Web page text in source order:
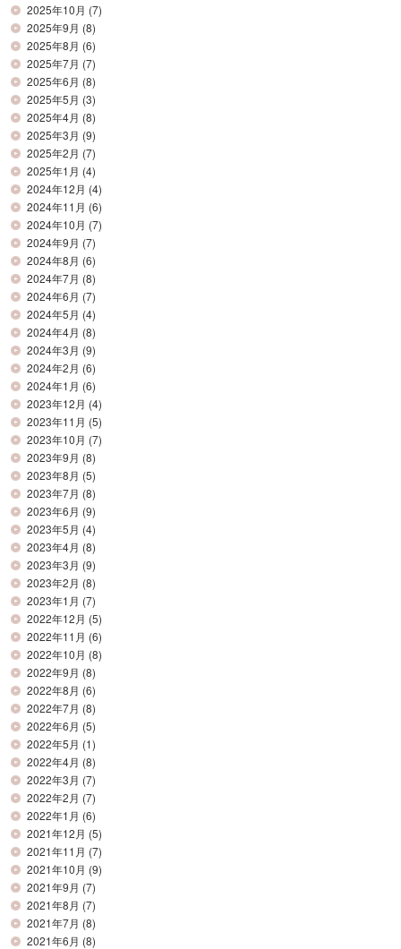
2025年10月 (7)
2025年9月 (8)
2025年8月 (6)
2025年7月 (7)
2025年6月 (8)
2025年5月 (3)
2025年4月 (8)
2025年3月 (9)
2025年2月 (7)
2025年1月 (4)
2024年12月 (4)
2024年11月 (6)
2024年10月 (7)
2024年9月 (7)
2024年8月 (6)
2024年7月 (8)
2024年6月 (7)
2024年5月 (4)
2024年4月 (8)
2024年3月 (9)
2024年2月 (6)
2024年1月 (6)
2023年12月 (4)
2023年11月 (5)
2023年10月 (7)
2023年9月 (8)
2023年8月 (5)
2023年7月 (8)
2023年6月 (9)
2023年5月 (4)
2023年4月 (8)
2023年3月 (9)
2023年2月 (8)
2023年1月 (7)
2022年12月 (5)
2022年11月 (6)
2022年10月 (8)
2022年9月 (8)
2022年8月 (6)
2022年7月 (8)
2022年6月 (5)
2022年5月 (1)
2022年4月 (8)
2022年3月 (7)
2022年2月 (7)
2022年1月 (6)
2021年12月 (5)
2021年11月 (7)
2021年10月 (9)
2021年9月 (7)
2021年8月 (7)
2021年7月 (8)
2021年6月 (8)